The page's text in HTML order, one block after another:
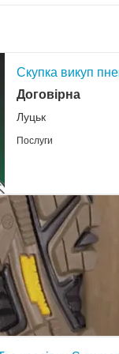
Скупка викуп
Договірна
Луцьк
Послуги